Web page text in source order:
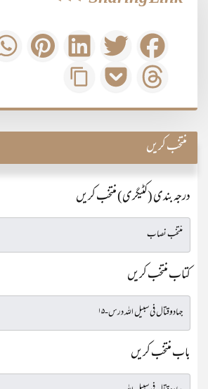
منتخب کریں
درجہ بندی (کٹیگری) منتخب کریں
کتاب منتخب کریں
باب منتخب کریں